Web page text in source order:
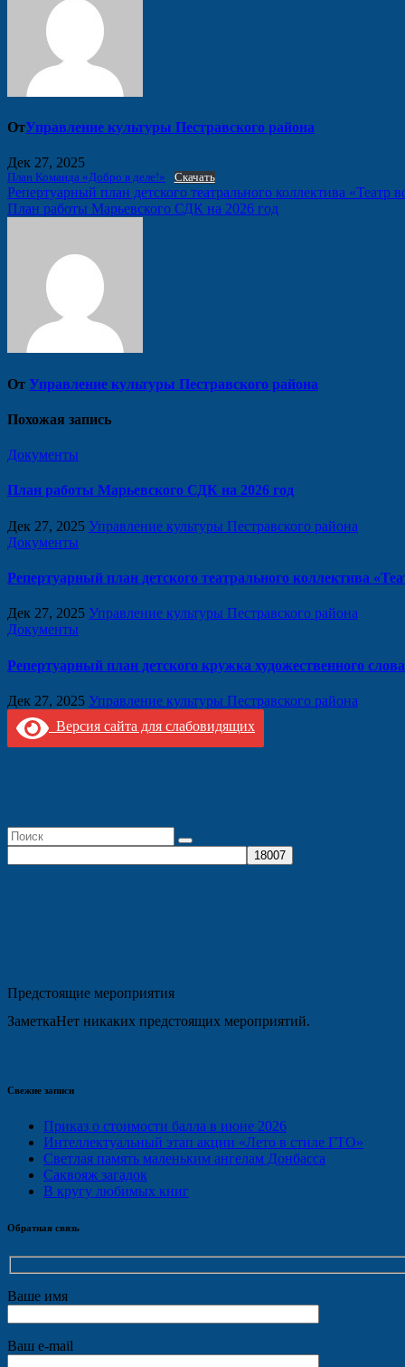
ОтУправление культуры Пестравского района
Дек 27, 2025
План Команда «Добро в деле!» Скачать
Навигация
по
Репертуарный план детского театрального коллектива
План работы Марьевского СДК на 2026 год
От Управление культуры Пестравского района
Похожая запись
Документы
План работы Марьевского СДК на 2026 год
Дек 27, 2025 Управление культуры Пестравского района
Документы
Репертуарный план детского театрального коллектива
Дек 27, 2025 Управление культуры Пестравского района
Документы
Репертуарный план детского кружка художественного
Дек 27, 2025 Управление культуры Пестравского района
Версия сайта для слабовидящих
Предстоящие мероприятия
ЗаметкаНет никаких предстоящих мероприятий.
Свежие записи
Приказ о стоимости балла в июне 2026
Интеллектуальный этап акции «Лето в стиле ГТО»
Светлая память маленьким ангелам Донбасса
Саквояж загадок
В кругу любимых книг
Обратная связь
Ваше имя
Ваш e-mail